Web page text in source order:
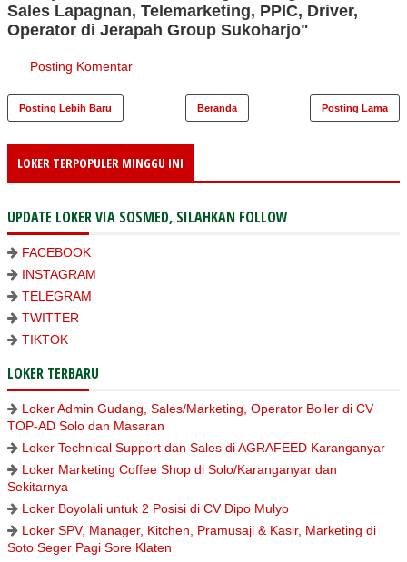
Sales Lapagnan, Telemarketing, PPIC, Driver,
Operator di Jerapah Group Sukoharjo"
Posting Komentar
Posting Lebih Baru Posting Lama
Beranda
LOKER TERPOPULER MINGGU INI
UPDATE LOKER VIA SOSMED, SILAHKAN FOLLOW
FACEBOOK
INSTAGRAM
TELEGRAM
TWITTER
TIKTOK
LOKER TERBARU
Loker Admin Gudang, Sales/Marketing, Operator Boiler di CV
TOP-AD Solo dan Masaran
Loker Technical Support dan Sales di AGRAFEED Karanganyar
Loker Marketing Coffee Shop di Solo/Karanganyar dan
Sekitarnya
Loker Boyolali untuk 2 Posisi di CV Dipo Mulyo
Loker SPV, Manager, Kitchen, Pramusaji & Kasir, Marketing di
Soto Seger Pagi Sore Klaten